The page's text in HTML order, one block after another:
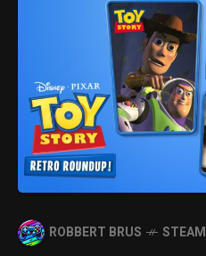
ROBBERT BRUS STEAM